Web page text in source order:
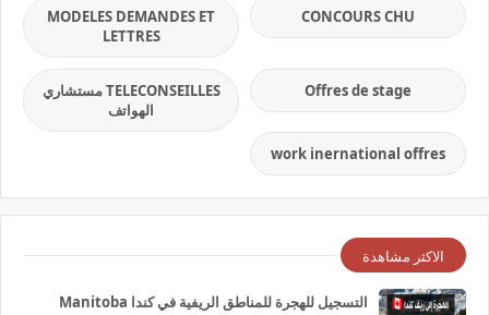
CONCOURS CHU
MODELES DEMANDES ET
LETTRES
Offres de stage
TELECONSEILLES مستشاري
الهواتف
work inernational offres
الاكثر مشاهدة
التسجيل للهجرة للمناطق الريفية في كندا Manitoba